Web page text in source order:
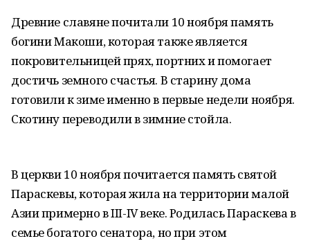
Древние славяне почитали 10 ноября память
богини Макоши, которая также является
покровительницей прях, портних и помогает
достичь земного счастья. В старину дома
готовили к зиме именно в первые недели ноября.
Скотину переводили в зимние стойла.
В церкви 10 ноября почитается память святой
Параскевы, которая жила на территории малой
Азии примерно в III-IV веке. Родилась Параскева в
семье богатого сенатора, но при этом